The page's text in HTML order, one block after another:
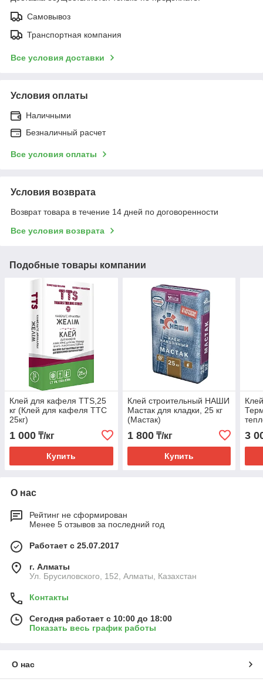
Самовывоз
Транспортная компания
Все условия доставки
Условия оплаты
Наличными
Безналичный расчет
Все условия оплаты
Условия возврата
Возврат товара в течение 14 дней по договоренности
Все условия возврата
Подобные товары компании
Клей для кафеля TTS,25
кг (Клей для кафеля ТТС
25кг)
1 000 ₸/кг
Купить
Клей строительный НАШИ
Мастак для кладки, 25 кг
(Мастак)
1 800₸/кг
Купить
3
О нас
Рейтинг не сформирован
Менее 5 отзывов за последний год
Работает с 25.07.2017
г. Алматы
Ул. Брусиловского, 152, Алматы, Казахстан
Контакты
Сегодня работает с 10:00 до 18:00
Показать весь график работы
О нас